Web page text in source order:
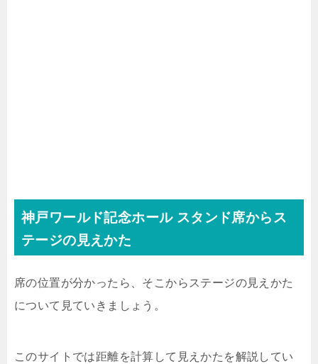
神戸ワールド記念ホール スタンド席からス
テージの見えかた
席の位置が分かったら、そこからステージの見えかた
について見ていきましょう。
このサイトでは距離を計算して見えかたを解説してい